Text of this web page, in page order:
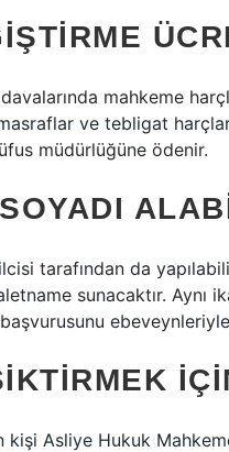
mahkeme
ve tebligat
müdürlüğüne ödenir.
tarafından da
sunacaktır. Aynı
kişi Asliye Hukuk